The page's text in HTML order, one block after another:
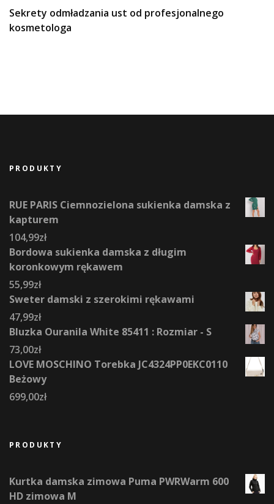
Sekrety odmładzania ust od profesjonalnego
kosmetologa
PRODUKTY
RUE PARIS Ciemnozielona sukienka damska z
kapturem
104,99zł
Bordowa sukienka damska z długim
koronkowym rękawem
55,99zł
Sweter damski z szerokimi rękawami
47,99zł
Bluzka Ouranila White 85411 : Rozmiar - S
73,00zł
LOVE MOSCHINO Torebka JC4324PP0EKC0110
Beżowy
699,00zł
PRODUKTY
Kurtka damska zimowa Puma PWRWarm 600
HD zimowa M